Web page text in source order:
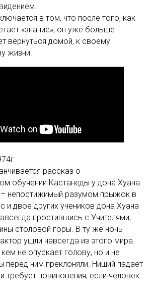
в том, что после того, как
«знание», он уже больше
вернуться домой, к своему
жизни.
рассказ о
обучении Кастанеды у дона Хуана.
– непостижимый разумом прыжок в
и двое других учеников дона Хуана
простившись с Учителями,
столовой горы. В ту же ночь
ушли навсегда из этого мира.
не опускает голову, но и не
перед ним преклоняли. Нищий падает
требует повиновения, если человек